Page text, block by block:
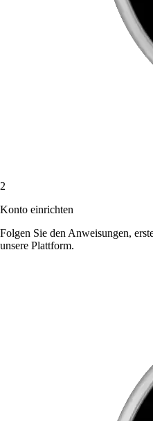
2
Konto einrichten
Folgen Sie den Anweisungen,
unsere Plattform.